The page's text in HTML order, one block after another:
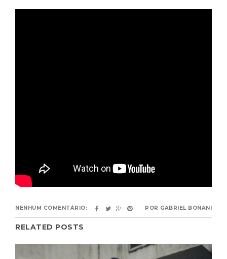
NENHUM COMENTÁRIO: POR GABRIEL BONANI
RELATED POSTS